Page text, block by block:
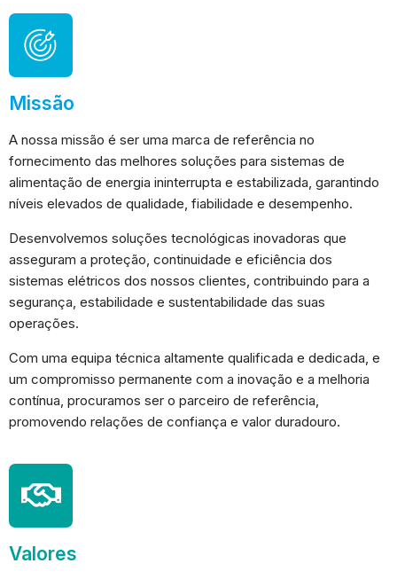
Missão
A nossa missão é ser uma marca de referência no
fornecimento das melhores soluções para sistemas de
alimentação de energia ininterrupta e estabilizada, garantindo
níveis elevados de qualidade, fiabilidade e desempenho.
Desenvolvemos soluções tecnológicas inovadoras que
asseguram a proteção, continuidade e eficiência dos
sistemas elétricos dos nossos clientes, contribuindo para a
segurança, estabilidade e sustentabilidade das suas
operações.
Com uma equipa técnica altamente qualificada e dedicada, e
um compromisso permanente com a inovação e a melhoria
contínua, procuramos ser o parceiro de referência,
promovendo relações de confiança e valor duradouro.
Valores
chance de ver
conteúdo e
ofertas
personalizadas.